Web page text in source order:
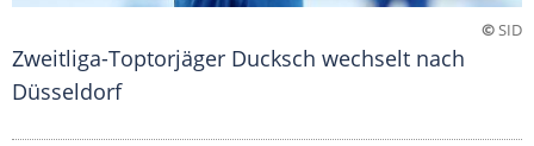
©SID
Zweitliga-Toptorjäger Ducksch wechselt nach
Düsseldorf